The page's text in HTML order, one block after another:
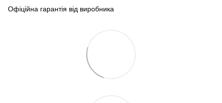
Офіційна гарантія від виробника